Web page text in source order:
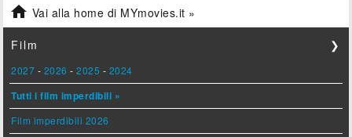
 Vai alla home di MYmovies.it »
Film ❯
2027 - 2026 -2025 - 2024
Tutti i film imperdibili »
Film imperdibili 2026